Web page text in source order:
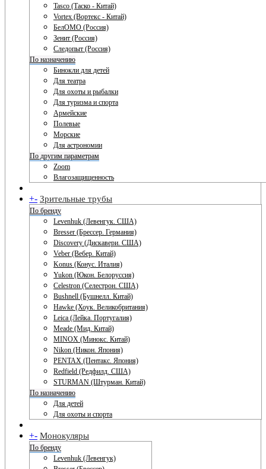
Tasco (Таско - Китай)
Vortex (Вортекс - Китай)
БелОМО (Россия)
Зенит (Россия)
Следопыт (Россия)
По назначению
Бинокли для детей
Для театра
Для охоты и рыбалки
Для туризма и спорта
Армейские
Полевые
Морские
Для астрономии
По другим параметрам
Zoom
Влагозащищенность
+- Зрительные трубы
По бренду
Levenhuk (Левенгук. США)
Bresser (Брессер. Германия)
Discovery (Дискавери. США)
Veber (Вебер. Китай)
Konus (Конус. Италия)
Yukon (Юкон. Белоруссия)
Celestron (Селестрон. США)
Bushnell (Бушнелл. Китай)
Hawke (Хоук. Великобритания)
Leica (Лейка. Португалия)
Meade (Мид. Китай)
MINOX (Минокс. Китай)
Nikon (Никон. Япония)
PENTAX (Пентакс. Япония)
Redfield (Редфилд. США)
STURMAN (Штурман. Китай)
По назначению
Для детей
Для охоты и спорта
+- Монокуляры
По бренду
Levenhuk (Левенгук)